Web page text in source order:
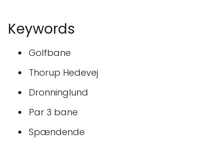
Keywords
Golfbane
Thorup Hedevej
Dronninglund
Par 3 bane
Spændende